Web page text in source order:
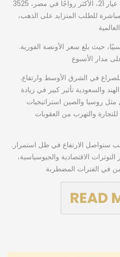
مصري، بينما بلغ سعر الجرام من عيار 21، الأكثر رواجًا في مصر، 3525
للطلب المتزايد على الذهب،
.أما الفضة فقد شهدت استقرارًا نسبيًا، حيث بلغ سعر الأونصة الفورية
.وعلى الصعيد الجيوسياسي، كان للصراع في الشرق الأوسط وارتفاع
والسعودية تأثير كبير في زيادة
روسيا والصين استراتيجيات
والتهرب من العقوبات
.تشير التوقعات إلى أن أسعار الذهب ستواصل الارتفاع في ظل استمرار
الاقتصادية والجيوسياسية،
في الفترات المضطربة
READ